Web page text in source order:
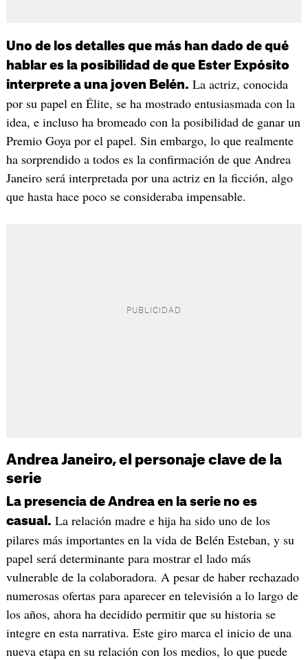
Uno de los detalles que más han dado de qué
hablar es la posibilidad de que Ester Expósito
interprete a una joven Belén. La actriz, conocida
por su papel en Élite, se ha mostrado entusiasmada con la
idea, e incluso ha bromeado con la posibilidad de ganar un
Premio Goya por el papel. Sin embargo, lo que realmente
ha sorprendido a todos es la confirmación de que Andrea
Janeiro será interpretada por una actriz en la ficción, algo
que hasta hace poco se consideraba impensable.
Andrea Janeiro, el personaje clave de la
serie
La presencia de Andrea en la serie no es
casual. La relación madre e hija ha sido uno de los
pilares más importantes en la vida de Belén Esteban, y su
papel será determinante para mostrar el lado más
vulnerable de la colaboradora. A pesar de haber rechazado
numerosas ofertas para aparecer en televisión a lo largo de
los años, ahora ha decidido permitir que su historia se
integre en esta narrativa. Este giro marca el inicio de una
nueva etapa en su relación con los medios, lo que puede